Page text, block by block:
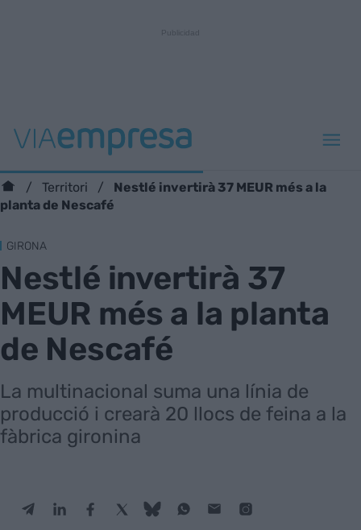
Territori
Nestlé invertirà 37 MEUR més a la
planta de Nescafé
GIRONA
Nestlé invertirà 37
MEUR més a la planta
de Nescafé
La multinacional suma una línia de
producció i crearà 20 llocs de feina a la
fàbrica gironina